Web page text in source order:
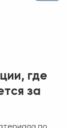
где
за